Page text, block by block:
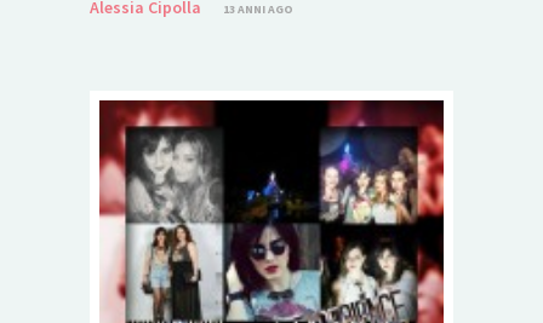
Alessia Cipolla
13 ANNI AGO